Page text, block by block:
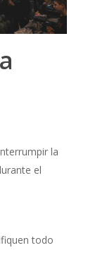
la
el
todo